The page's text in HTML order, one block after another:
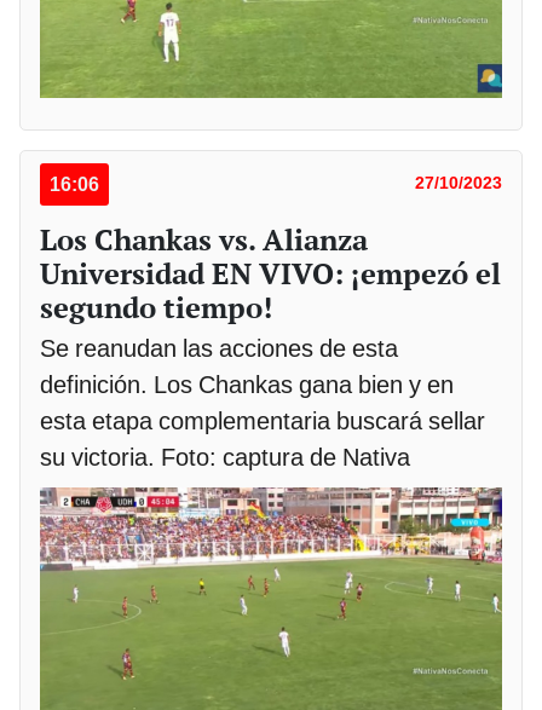
16:06 27/10/2023
Los Chankas vs. Alianza
Universidad EN VIVO: ¡empezó el
segundo tiempo!
Se reanudan las acciones de esta
definición. Los Chankas gana bien y en
esta etapa complementaria buscará sellar
su victoria. Foto: captura de Nativa